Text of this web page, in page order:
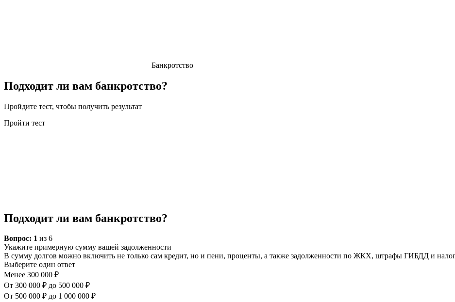
Банкротство
Подходит ли вам банкротство?
Пройдите тест, чтобы получить результат
Пройти тест
Подходит ли вам банкротство?
Вопрос: 1 из 6
Укажите примерную сумму вашей задолженности
В сумму долгов можно включить не только сам кредит, но и пени, проценты, а также задолженности по ЖКХ, штрафы ГИБДД и
Выберите один ответ
Менее 300 000 ₽
От 300 000 ₽ до 500 000 ₽
От 500 000 ₽ до 1 000 000 ₽